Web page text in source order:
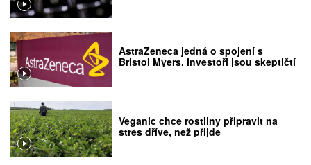
AstraZeneca jedná o spojení s
Bristol Myers. Investoři jsou skeptičtí
Veganic chce rostliny připravit na
stres dříve, než přijde